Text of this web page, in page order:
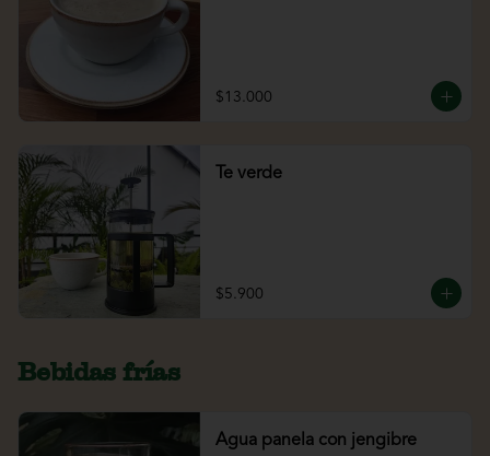
$13.000
Te verde
$5.900
Bebidas frías
Agua panela con jengibre